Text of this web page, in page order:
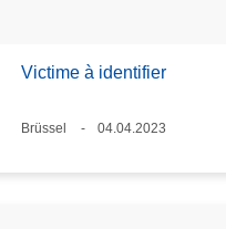
Victime à identifier
Standort
Brüssel
04.04.2023